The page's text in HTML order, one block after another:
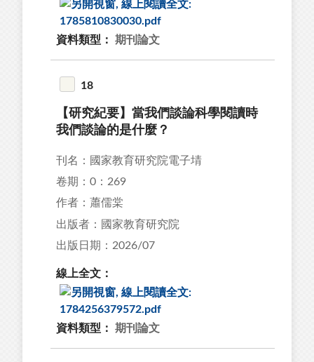
資料類型： 期刊論文
18
【研究紀要】當我們談論科學閱讀時
我們談論的是什麼？
刊名：國家教育研究院電子埥
卷期：0：269
作者：蕭儒棠
出版者：國家教育研究院
出版日期：2026/07
線上全文：
資料類型： 期刊論文